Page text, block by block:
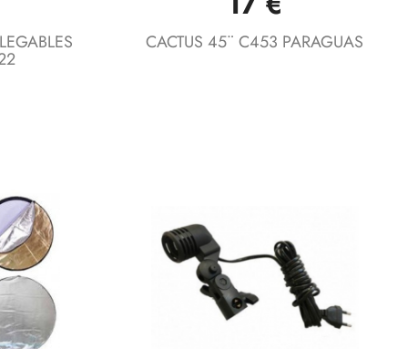
CACTUS 45¨ C453 PARAGUAS